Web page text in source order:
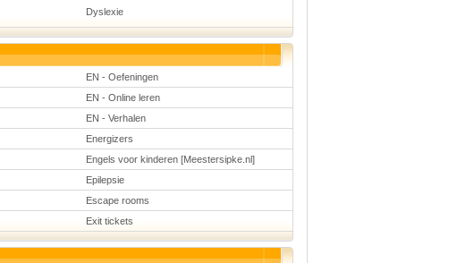
Dyslexie
EN - Oefeningen
EN - Online leren
EN - Verhalen
Energizers
Engels voor kinderen [Meestersipke.nl]
Epilepsie
Escape rooms
Exit tickets